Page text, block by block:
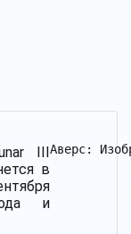
III
в
и
Аверс: